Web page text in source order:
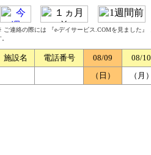
ご連絡の際には 『e-デイサービス.COMを見ました
施設名 電話番号 08/09
08/10
（日）
（月